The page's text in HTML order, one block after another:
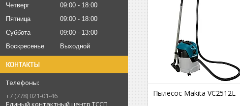
Четверг
09:00
18:00
Пятница
09:00
18:00
Суббота
09:00
13:00
Воскресенье
Выходной
КОНТАКТЫ
+7 (778) 021-01-46
Единый контактный центр ТССП
Пылесос Makita VC2512L